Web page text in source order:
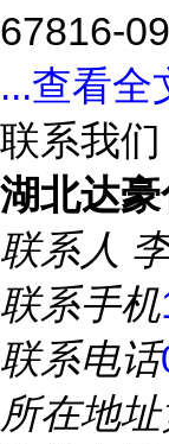
67816-
...查看全
联系我们
湖北达豪
联系人
联系手机
联系电话
所在地址